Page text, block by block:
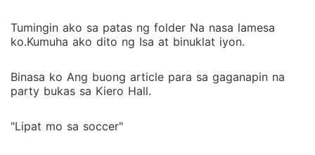
Tumingin ako sa patas ng folder Na nasa lamesa
ko.Kumuha ako dito ng Isa at binuklat iyon.
Binasa ko Ang buong article para sa gaganapin na
party bukas sa Kiero Hall.
"Lipat mo sa soccer"